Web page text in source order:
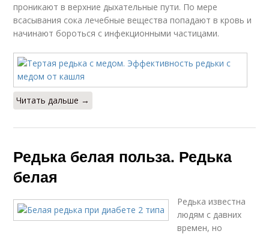
проникают в верхние дыхательные пути. По мере
всасывания сока лечебные вещества попадают в кровь и
начинают бороться с инфекционными частицами.
Читать дальше →
Редька белая польза. Редька
белая
Редька известна
людям с давних
времен, но